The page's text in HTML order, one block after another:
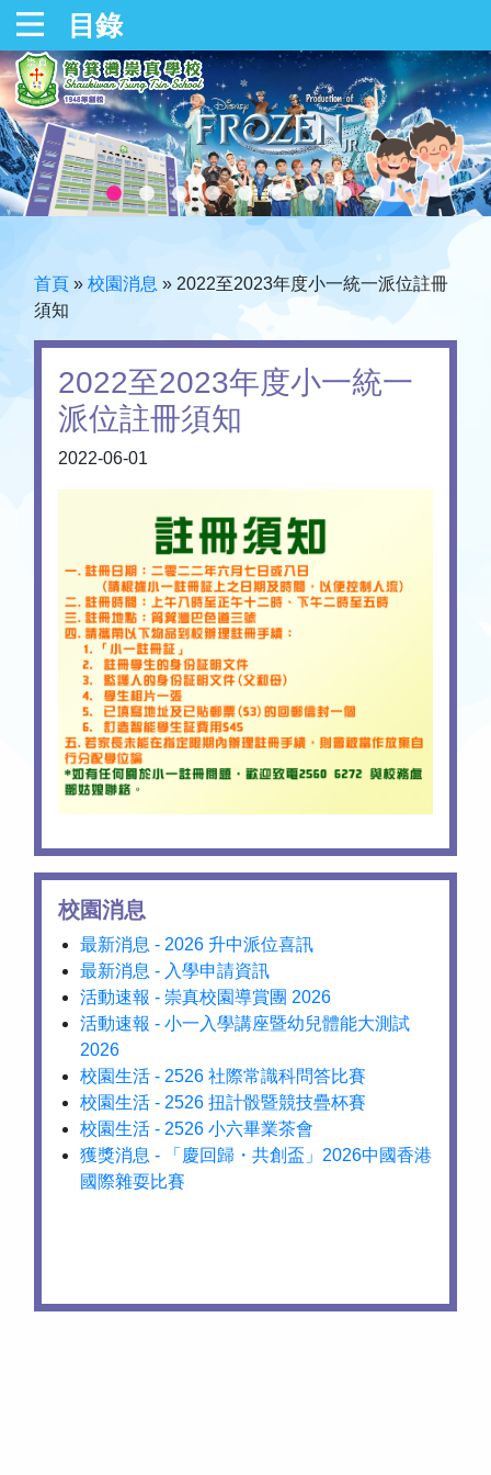
目錄
首頁 » 校園消息 » 2022至2023年度小一統一派位註冊
須知
2022至2023年度小一統一
派位註冊須知
2022-06-01
校園消息
最新消息 - 2026 升中派位喜訊
最新消息 - 入學申請資訊
活動速報 - 崇真校園導賞團 2026
活動速報 - 小一入學講座暨幼兒體能大測試
2026
校園生活 - 2526 社際常識科問答比賽
校園生活 - 2526 扭計骰暨競技疊杯賽
校園生活 - 2526 小六畢業茶會
獲獎消息 - 「慶回歸・共創盃」2026中國香港
國際雜耍比賽